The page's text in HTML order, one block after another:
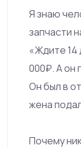
Я знаю
запчасти
«Ждите 14
000₽. А он
Он был в
жена
Почему